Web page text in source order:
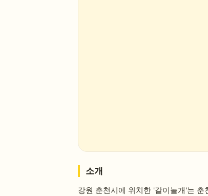
소개
강원 춘천시에 위치한 '같이놀개'는